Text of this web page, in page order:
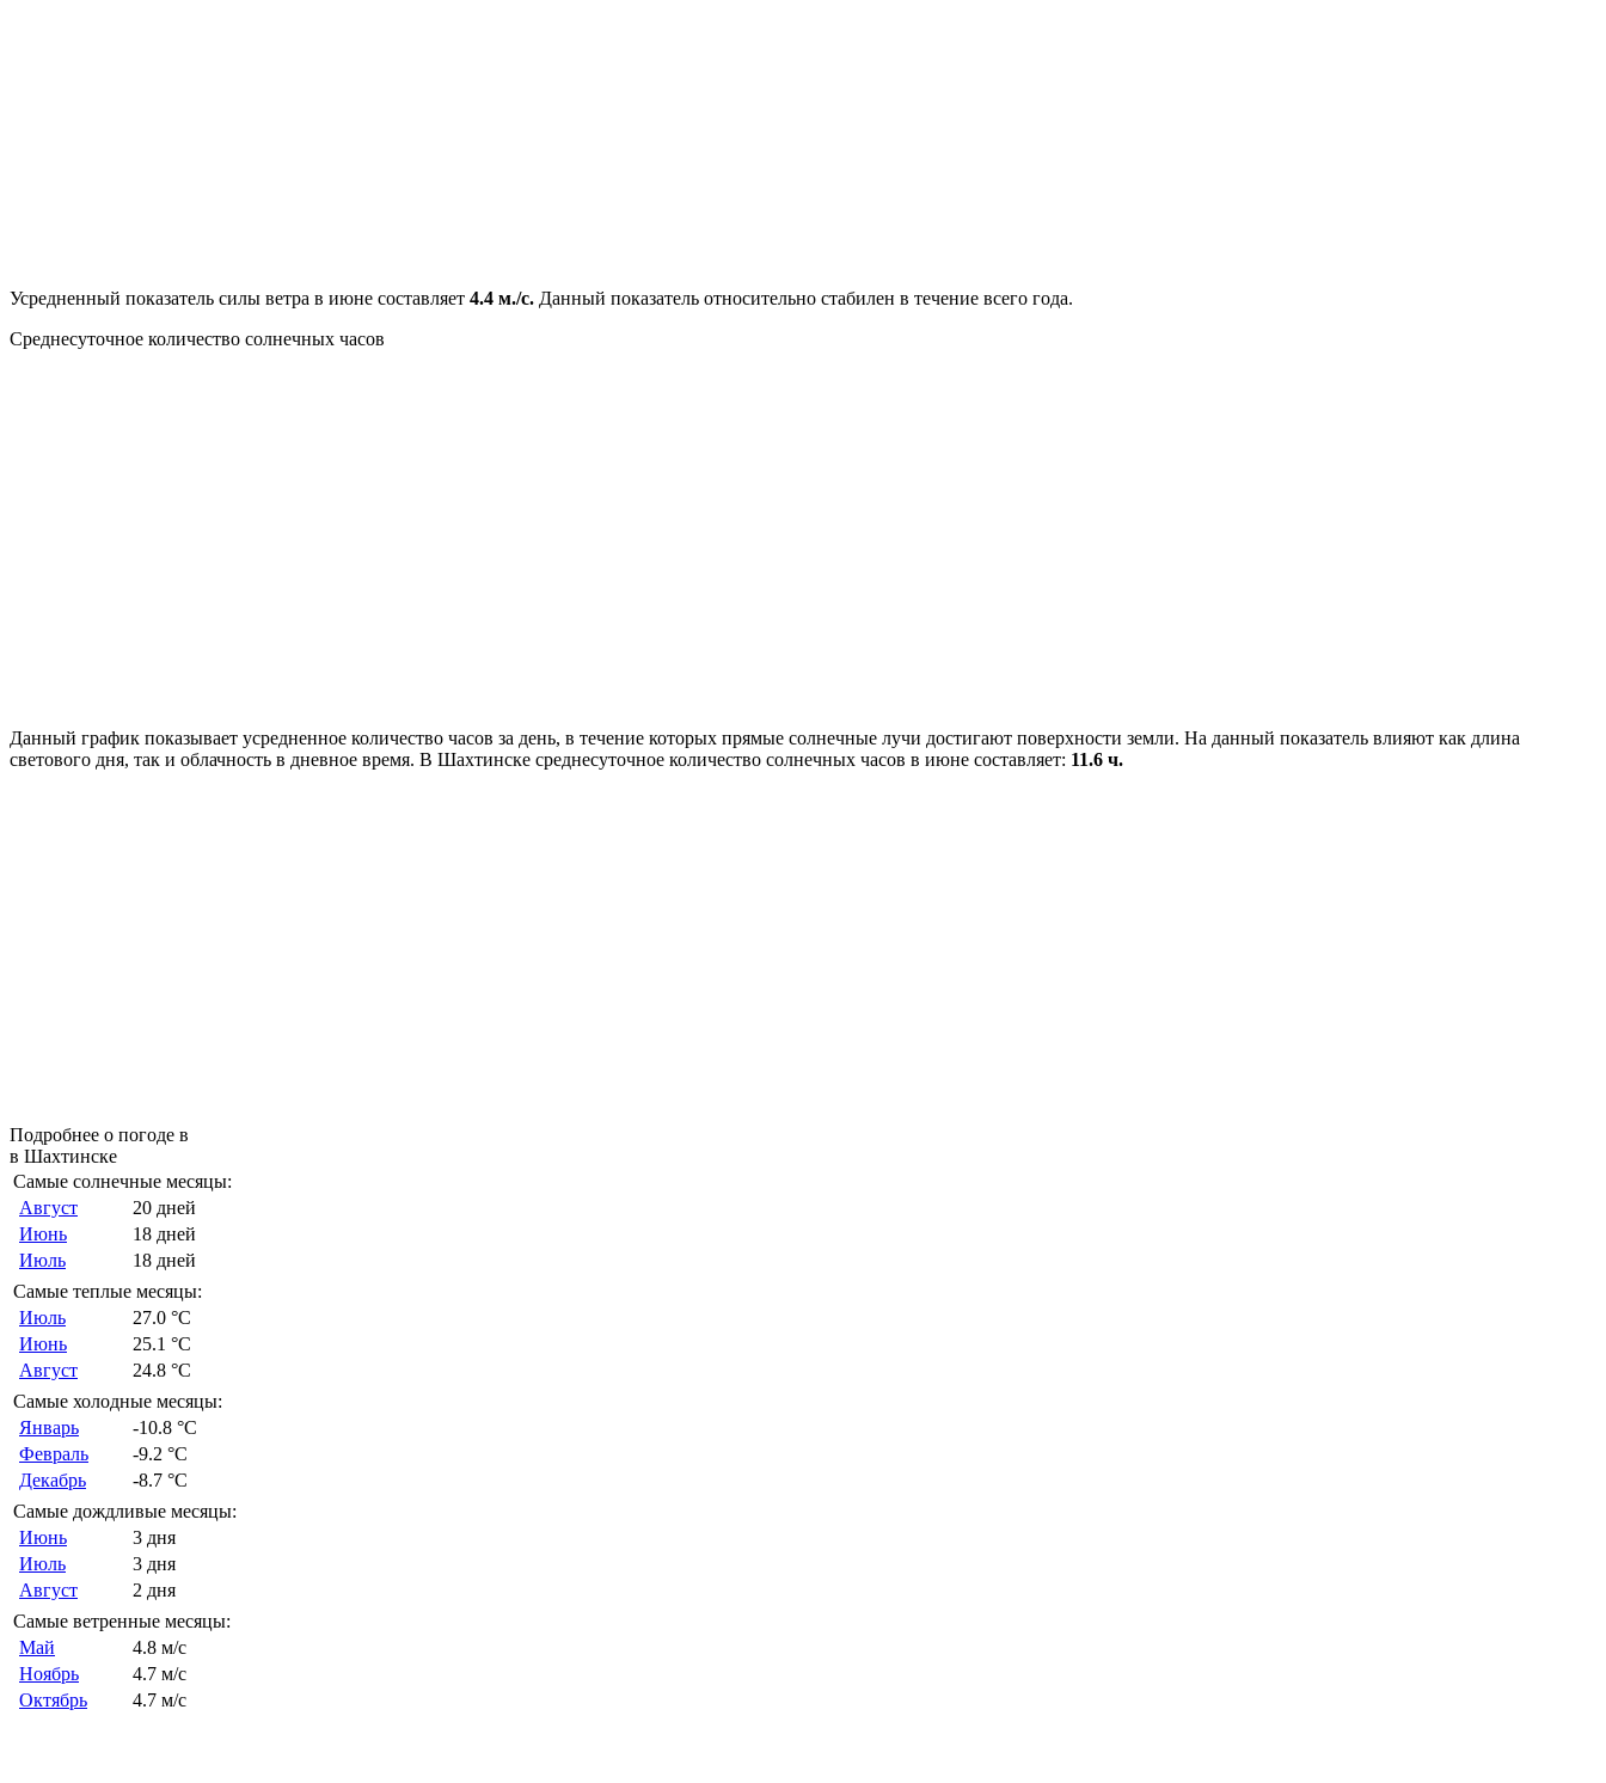
Усредненный показатель силы ветра в июне составляет 4.4 м./с. Данный показатель относительно стабилен в течение всего года.
Среднесуточное количество солнечных часов
Данный график показывает усредненное количество часов за день, в течение которых прямые солнечные лучи достигают поверхности земли. На данный показатель влияют как длина
светового дня, так и облачность в дневное время. В Шахтинске среднесуточное количество солнечных часов в июне составляет: 11.6 ч.
Подробнее о погоде в
в Шахтинске
Самые солнечные месяцы:
Август
20 дней
Июнь
18 дней
Июль
18 дней
Самые теплые месяцы:
Июль
27.0 °C
Июнь
25.1 °C
Август
24.8 °C
Самые холодные месяцы:
Январь
-10.8 °C
Февраль
-9.2 °C
Декабрь
-8.7 °C
Самые дождливые месяцы:
Июнь
3 дня
Июль
3 дня
Август
2 дня
Самые ветренные месяцы:
Май
4.8 м/с
Ноябрь
4.7 м/с
Октябрь
4.7 м/с